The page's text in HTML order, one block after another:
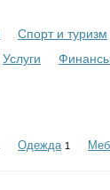
Спорт и туризм
Услуги Финансы
Одежда 1